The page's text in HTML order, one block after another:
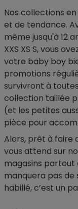
Nos collections
et de tendance.
même jusqu'à 12
XXS XS S, vous
votre baby boy
promotions
survivront à
collection taillée
(et les petites
pièce pour
Alors, prêt à faire
vous attend sur
magasins partout
manquera pas de
habillé, c’est un